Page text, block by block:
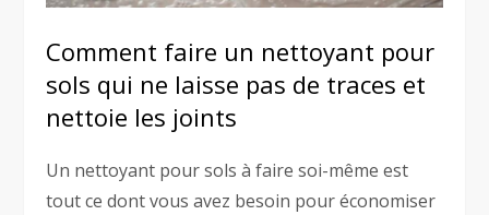
Comment faire un nettoyant pour
sols qui ne laisse pas de traces et
nettoie les joints
Un nettoyant pour sols à faire soi-même est
tout ce dont vous avez besoin pour économiser